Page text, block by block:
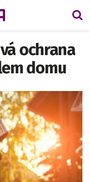
ochrana
domu